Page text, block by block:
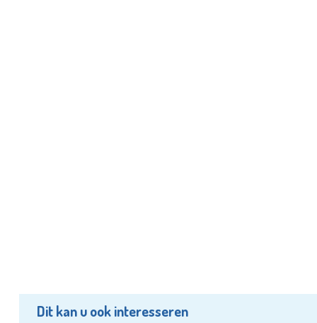
Dit kan u ook interesseren